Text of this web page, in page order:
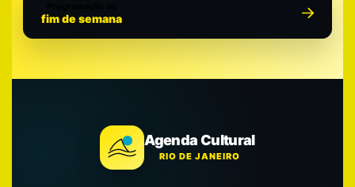
fim de semana
Agenda Cultural
RIO DE JANEIRO